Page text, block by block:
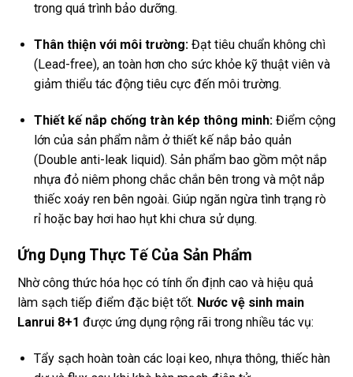
trong quá trình bảo dưỡng.
Thân thiện với môi trường: Đạt tiêu chuẩn không chì
(Lead-free), an toàn hơn cho sức khỏe kỹ thuật viên và
giảm thiểu tác động tiêu cực đến môi trường.
Thiết kế nắp chống tràn kép thông minh: Điểm cộng
lớn của sản phẩm nằm ở thiết kế nắp bảo quản
(Double anti-leak liquid). Sản phẩm bao gồm một nắp
nhựa đỏ niêm phong chắc chắn bên trong và một nắp
thiếc xoáy ren bên ngoài. Giúp ngăn ngừa tình trạng rò
rỉ hoặc bay hơi hao hụt khi chưa sử dụng.
Ứng Dụng Thực Tế Của Sản Phẩm
Nhờ công thức hóa học có tính ổn định cao và hiệu quả
làm sạch tiếp điểm đặc biệt tốt. Nước vệ sinh main
Lanrui 8+1 được ứng dụng rộng rãi trong nhiều tác vụ:
Tẩy sạch hoàn toàn các loại keo, nhựa thông, thiếc hàn